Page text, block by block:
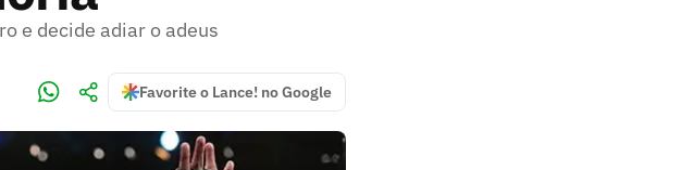
e decide adiar o adeus
Favorite o Lance! no Google